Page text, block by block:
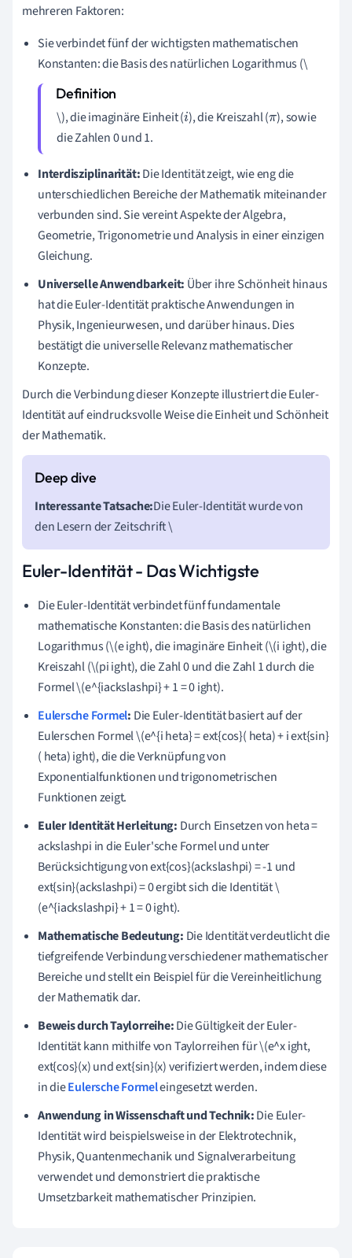
mehreren Faktoren:
Sie verbindet fünf der wichtigsten mathematischen
Konstanten: die Basis des natürlichen Logarithmus (\
\), die imaginäre Einheit (i), die Kreiszahl (π), sowie
die Zahlen 0 und 1.
Interdisziplinarität:Die Identität zeigt, wie eng die
unterschiedlichen Bereiche der Mathematik miteinander
verbunden sind. Sie vereint Aspekte der Algebra,
Geometrie, Trigonometrie und Analysis in einer einzigen
Gleichung.
Universelle Anwendbarkeit: Über ihre Schönheit hinaus
hat die Euler-Identität praktische Anwendungen in
Physik, Ingenieurwesen, und darüber hinaus. Dies
bestätigt die universelle Relevanz mathematischer
Konzepte.
Durch die Verbindung dieser Konzepte illustriert die Euler-
Identität auf eindrucksvolle Weise die Einheit und Schönheit
der Mathematik.
Interessante Tatsache:Die Euler-Identität wurde von
den Lesern der Zeitschrift \
Euler-Identität - Das Wichtigste
Die Euler-Identität verbindet fünf fundamentale
mathematische Konstanten: die Basis des natürlichen
Logarithmus (\(e ight), die imaginäre Einheit (\(i ight), die
Kreiszahl (\(pi ight), die Zahl 0 und die Zahl 1 durch die
Formel \(e^{iackslashpi} + 1 = 0 ight).
Eulersche Formel: Die Euler-Identität basiert auf der
Eulerschen Formel \(e^{i heta} = ext{cos}( heta) + i ext{sin}
( heta) ight), die die Verknüpfung von
Exponentialfunktionen und trigonometrischen
Funktionen zeigt.
Euler Identität Herleitung: Durch Einsetzen von heta =
ackslashpi in die Euler'sche Formel und unter
Berücksichtigung von ext{cos}(ackslashpi) = -1 und
ext{sin}(ackslashpi) = 0 ergibt sich die Identität \
(e^{iackslashpi} + 1 = 0 ight).
Mathematische Bedeutung: Die Identität verdeutlicht die
tiefgreifende Verbindung verschiedener mathematischer
Bereiche und stellt ein Beispiel für die Vereinheitlichung
der Mathematik dar.
Beweis durch Taylorreihe:Die Gültigkeit der Euler-
Identität kann mithilfe von Taylorreihen für \(e^x ight,
ext{cos}(x) und ext{sin}(x) verifiziert werden, indem diese
in dieEulersche Formeleingesetzt werden.
Anwendung in Wissenschaft und Technik:Die Euler-
Identität wird beispielsweise in der Elektrotechnik,
Physik, Quantenmechanik und Signalverarbeitung
verwendet und demonstriert die praktische
Umsetzbarkeit mathematischer Prinzipien.